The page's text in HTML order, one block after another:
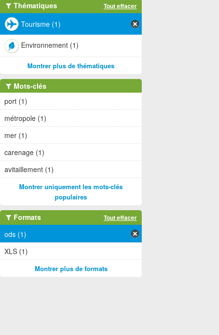
Thématiques Tout effacer
Tourisme (1)
Environnement (1)
Montrer plus de thématiques
Mots-clés
port (1)
métropole (1)
mer (1)
carenage (1)
avitaillement (1)
Montrer uniquement les mots-clés
populaires
Formats Tout effacer
ods (1)
XLS (1)
Montrer plus de formats